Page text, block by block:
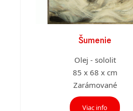
Šumenie
Olej - sololit
85 x 68 x cm
Zarámované
Viac info